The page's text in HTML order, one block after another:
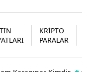
Kocaeli
KRİPTO
PARALAR